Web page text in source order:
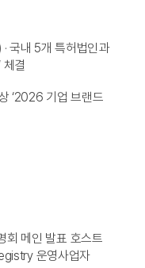
국내 5개 특허법인과
체결
‘2026 기업 브랜드
회 메인 발표 호스트
운영사업자